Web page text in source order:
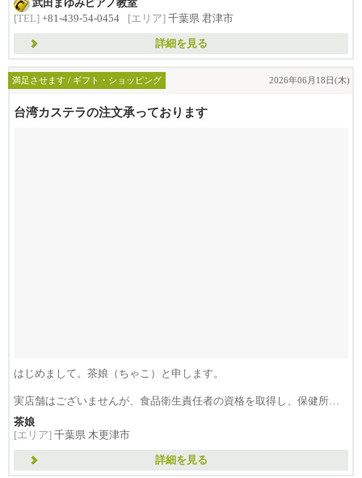
武田まゆみピアノ教室
[TEL] +81-439-54-0454 [エリア] 千葉県 君津市
詳細を見る
満足させます / ギフト・ショッピング 2026年06月18日(木)
台湾カステラの注文承っております
はじめまして。茶娘（ちゃこ）と申します。
実店舗はございませんが、食品衛生責任者の資格を取得し、保健所へ
の...
茶娘
[エリア] 千葉県 木更津市
詳細を見る